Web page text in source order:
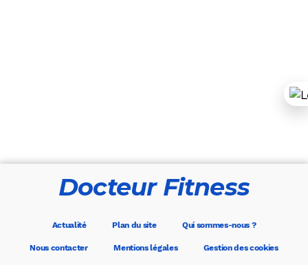
Docteur Fitness
Actualité Plan du site Qui sommes-nous ?
Nous contacter Mentions légales Gestion des cookies